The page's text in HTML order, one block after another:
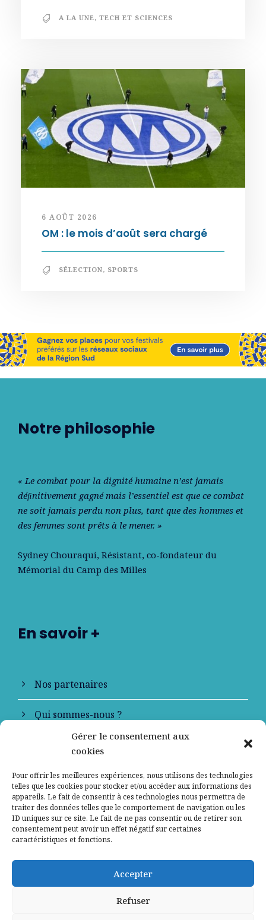
Gérer le consentement aux
cookies
Pour offrir les meilleures expériences, nous utilisons des technologies
telles que les cookies pour stocker et/ou accéder aux informations des
appareils. Le fait de consentir à ces technologies nous permettra de
traiter des données telles que le comportement de navigation ou les
ID uniques sur ce site. Le fait de ne pas consentir ou de retirer son
consentement peut avoir un effet négatif sur certaines
caractéristiques et fonctions.
Accepter
Refuser
A LA UNE, TECH ET SCIENCES
6 AOÛT 2026
OM : le mois d’août sera chargé
SÉLECTION, SPORTS
Notre philosophie
« Le combat pour la dignité humaine n’est jamais
déﬁnitivement gagné mais l’essentiel est que ce combat
ne soit jamais perdu non plus, tant que des hommes et
des femmes sont prêts à le mener. »
Sydney Chouraqui, Résistant, co-fondateur du
Mémorial du Camp des Milles
En savoir +
Nos partenaires
Qui sommes-nous ?
Contactez-nous
Mentions légales
Politique de confidentialité